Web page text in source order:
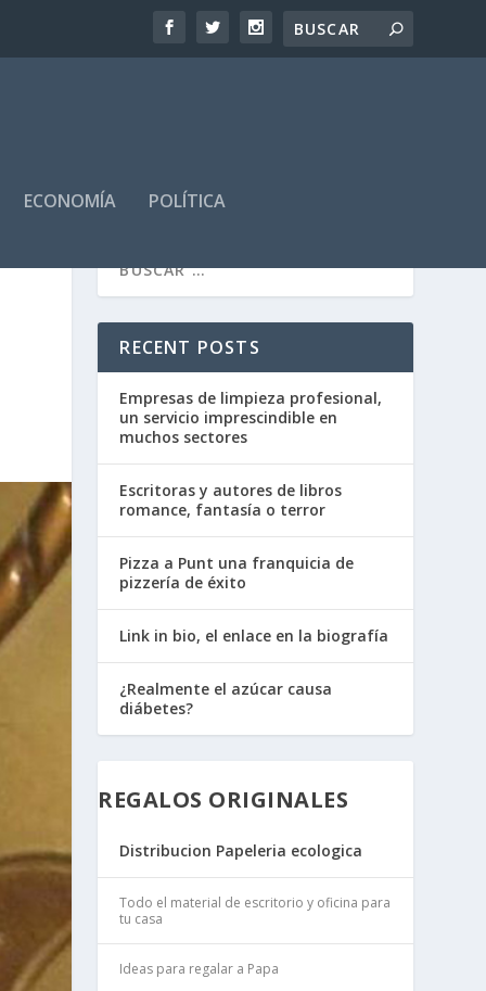
ECONOMÍA POLÍTICA
RECENT POSTS
Empresas de limpieza profesional,
un servicio imprescindible en
muchos sectores
Escritoras y autores de libros
romance, fantasía o terror
Pizza a Punt una franquicia de
pizzería de éxito
Link in bio, el enlace en la biografía
¿Realmente el azúcar causa
diábetes?
REGALOS ORIGINALES
Distribucion Papeleria ecologica
Todo el material de escritorio y oficina para
tu casa
Ideas para regalar a Papa